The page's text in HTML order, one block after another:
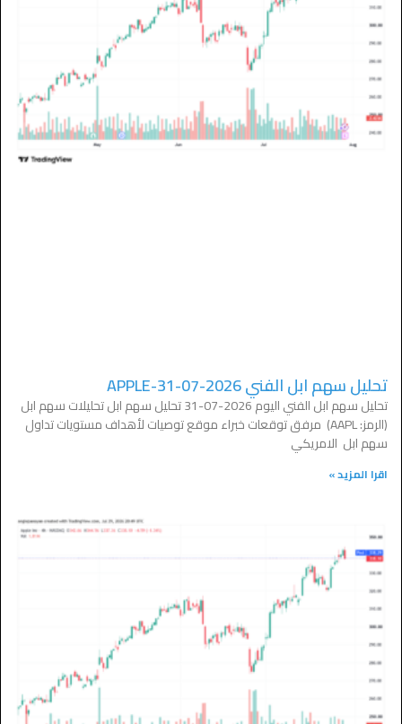
تحليل سهم ابل الفني APPLE-31-07-2026
تحليل سهم ابل الفني اليوم 2026-07-31 تحليل سهم ابل تحليلات سهم ابل
(الرمز: AAPL) مرفق توقعات خبراء موقع توصيات لأهداف مستويات تداول
سهم ابل الامريكي
اقرا المزيد »